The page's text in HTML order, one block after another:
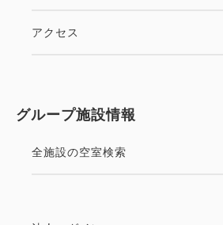
アクセス
グループ施設情報
全施設の空室検索